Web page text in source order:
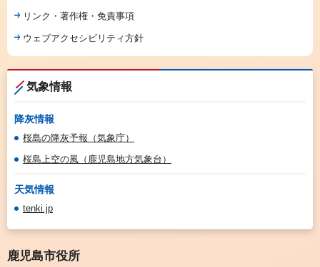
リンク・著作権・免責事項
ウェブアクセシビリティ方針
気象情報
降灰情報
桜島の降灰予報（気象庁）
桜島上空の風（鹿児島地方気象台）
天気情報
tenki.jp
鹿児島市役所